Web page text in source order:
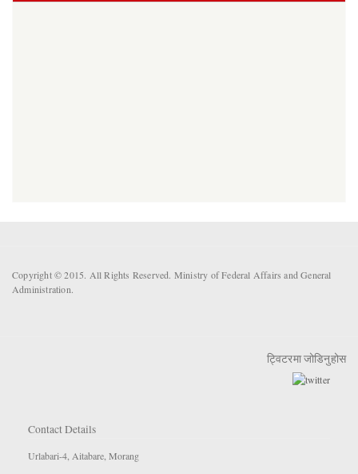
Copyright © 2015. All Rights Reserved. Ministry of Federal Affairs and General
Administration.
ट्विटरमा जोडिनुहोस
Contact Details
Urlabari-4, Aitabare, Morang